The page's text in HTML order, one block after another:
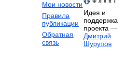
Мои новости
Правила
публикации
Обратная
связь
Идея и
поддержка
проекта —
Дмитрий
Шурупов